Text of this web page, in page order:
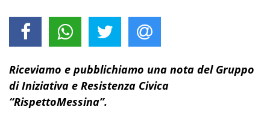
Riceviamo e pubblichiamo una nota del Gruppo
di Iniziativa e Resistenza Civica
“RispettoMessina”.